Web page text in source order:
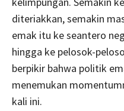
diteriakkan, semakin
emak itu ke seantero
hingga ke pelosok-
berpikir bahwa politik
menemukan
kali ini.